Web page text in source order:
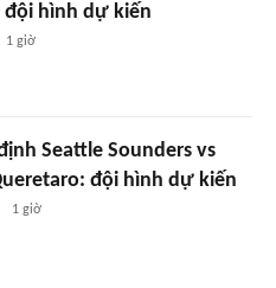
đội hình dự kiến
1 giờ
Seattle Sounders vs
đội hình dự kiến
1 giờ